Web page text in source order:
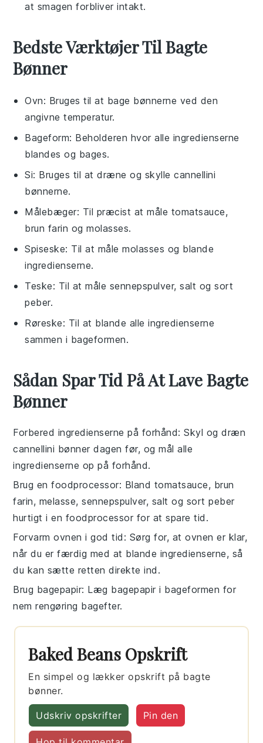
at smagen forbliver intakt.
Bedste Værktøjer Til Bagte
Bønner
Ovn: Bruges til at bage bønnerne ved den
angivne temperatur.
Bageform: Beholderen hvor alle ingredienserne
blandes og bages.
Si: Bruges til at dræne og skylle cannellini
bønnerne.
Målebæger: Til præcist at måle tomatsauce,
brun farin og molasses.
Spiseske: Til at måle molasses og blande
ingredienserne.
Teske: Til at måle sennepspulver, salt og sort
peber.
Røreske: Til at blande alle ingredienserne
sammen i bageformen.
Sådan Spar Tid På At Lave Bagte
Bønner
Forbered ingredienserne på forhånd: Skyl og dræn
cannellini bønner dagen før, og mål alle
ingredienserne op på forhånd.
Brug en foodprocessor: Bland tomatsauce, brun
farin, melasse,sennepspulver, salt og sort peber
hurtigt i en foodprocessor for at spare tid.
Forvarm ovnen i god tid : Sørg for, at ovnen er klar,
når du er færdig med at blande ingredienserne, så
du kan sætte retten direkte ind.
Brug bagepapir: Læg bagepapir i bageformen for
nem rengøring bagefter.
Baked Beans Opskrift
En simpel og lækker opskrift på bagte
bønner.
Udskriv opskrifter Pin den